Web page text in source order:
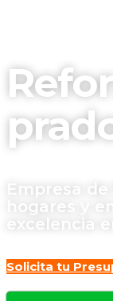
Empresa
hogares y
excelencia
Solicita tu